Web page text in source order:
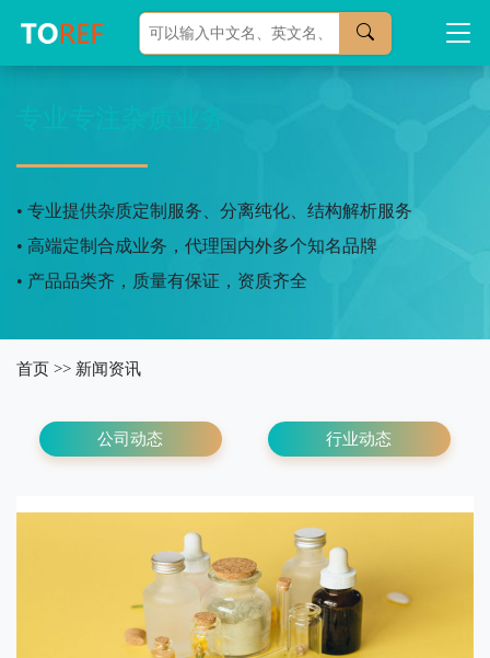
专业专注杂质业务
• 专业提供杂质定制服务、分离纯化、结构解析服务
• 高端定制合成业务，代理国内外多个知名品牌
• 产品品类齐，质量有保证，资质齐全
首页 >> 新闻资讯
公司动态 行业动态